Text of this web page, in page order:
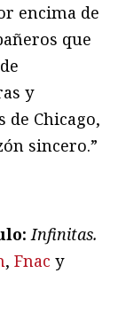
encima de
que
y
de Chicago,
sincero.”
Infinitas.
, Fnac y